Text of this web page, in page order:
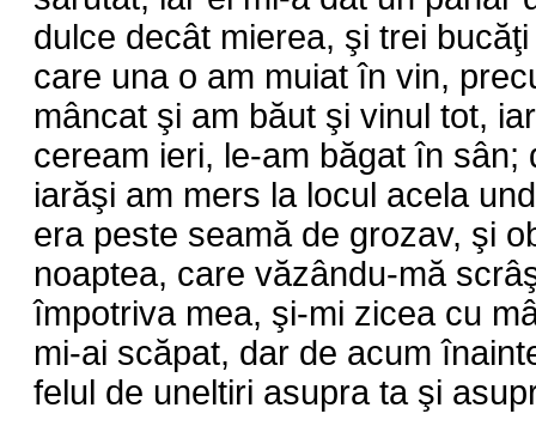
dulce decât mierea, şi trei
care una o am muiat în vin,
mâncat şi am băut şi vinul tot,
ceream ieri, le-am băgat în sân;
iarăşi am mers la locul acela
era peste seamă de grozav, şi
noaptea, care văzându-mă
împotriva mea, şi-mi zicea cu
mi-ai scăpat, dar de acum
felul de uneltiri asupra ta şi